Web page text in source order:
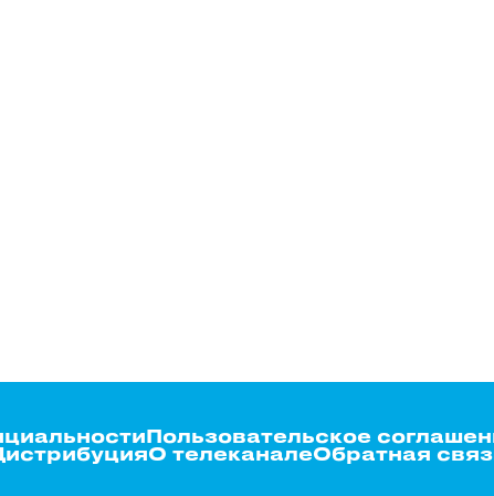
Пользовательское
О телеканалеОбратная